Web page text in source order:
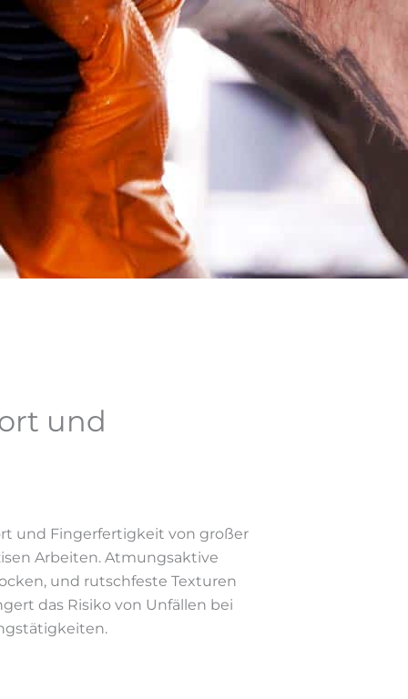
und
und Fingerfertigkeit von großer
Arbeiten. Atmungsaktive
und rutschfeste Texturen
das Risiko von Unfällen bei